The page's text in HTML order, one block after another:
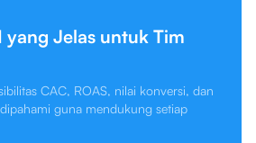
yang Jelas untuk Tim
CAC, ROAS, nilai konversi, dan
guna mendukung setiap